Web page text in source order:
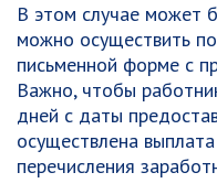
В этом случае может
можно осуществить
письменной форме с
Важно, чтобы
дней с даты
осуществлена
перечисления